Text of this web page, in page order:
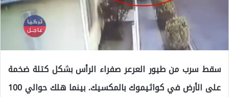
سقط سرب من طيور العرعر صفراء الرأس بشكل كتلة ضخمة
على الأرض في كواثيموك بالمكسيك. بينما هلك حوالي 100